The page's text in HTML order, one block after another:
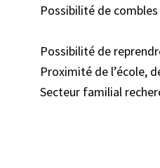
Possibilité de
Possibilité de
Proximité de l’école,
Secteur familial